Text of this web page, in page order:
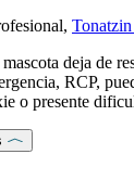
deja de
RCP,
o presente